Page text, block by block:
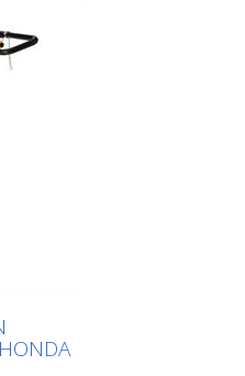
en
puede
de
el FR
Está
o
ser
Bien